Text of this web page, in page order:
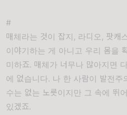
#
매체라는 것이 잡지, 라디오, 팟캐
이야기하는 게 아니고 우리 몸을
미하죠. 매체가 너무나 많아지면
에 없습니다. 나 한 사람이 발전주
수는 없는 노릇이지만 그 속에 뛰
있겠죠.